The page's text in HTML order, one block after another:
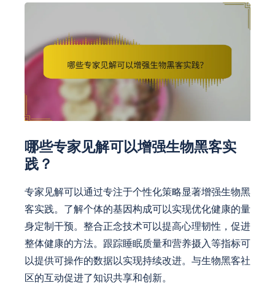
哪些专家见解可以增强生物黑客实
践？
专家见解可以通过专注于个性化策略显著增强生物黑
客实践。了解个体的基因构成可以实现优化健康的量
身定制干预。整合正念技术可以提高心理韧性，促进
整体健康的方法。跟踪睡眠质量和营养摄入等指标可
以提供可操作的数据以实现持续改进。与生物黑客社
区的互动促进了知识共享和创新。